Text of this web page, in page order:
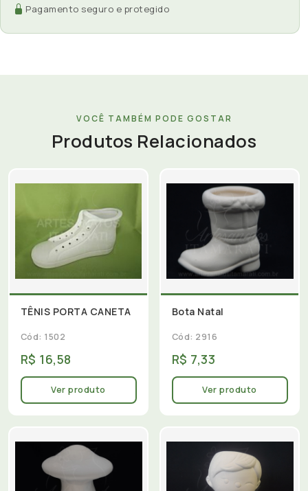
Pagamento seguro e protegido
VOCÊ TAMBÉM PODE GOSTAR
Produtos Relacionados
TÊNIS PORTA CANETA
Cód: 1502
R$ 16,58
Ver produto
Bota Natal
Cód: 2916
R$ 7,33
Ver produto